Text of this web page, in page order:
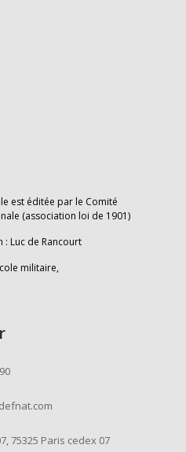
est éditée par le Comité
(association loi de 1901)
Luc de Rancourt
militaire,
75325 Paris cedex 07